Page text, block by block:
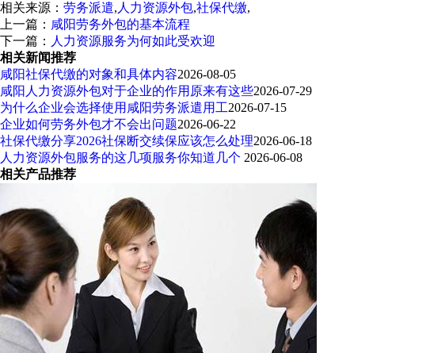
相关来源： 劳务派遣, 人力资源外包,社保代缴,
上一篇： 咸阳劳务外包的基本流程
下一篇： 人力资源服务为何如此受欢迎
相关新闻推荐
咸阳社保代缴的对象和具体内容2026-08-05
咸阳人力资源外包对于企业的作用原来有这些2026-07-29
为什么企业会选择使用咸阳劳务派遣用工2026-07-15
企业如何劳务外包才不会出问题2026-06-22
社保代缴分享2026社保断交续保应该怎么处理2026-06-18
人力资源外包服务的这几项服务你知道几个 2026-06-08
相关产品推荐